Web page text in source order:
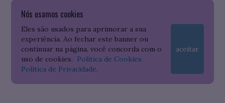
Nós usamos cookies
Eles são usados para aprimorar a sua
experiência. Ao fechar este banner ou
continuar na página, você concorda com o
uso de cookies. Política de Cookies
Política de Privacidade.
aceitar
Consulte o cadastro da Instituição no Sistema do e-MEC